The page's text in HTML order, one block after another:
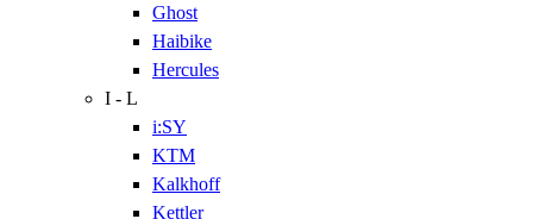
Ghost
Haibike
Hercules
I - L
i:SY
KTM
Kalkhoff
Kettler